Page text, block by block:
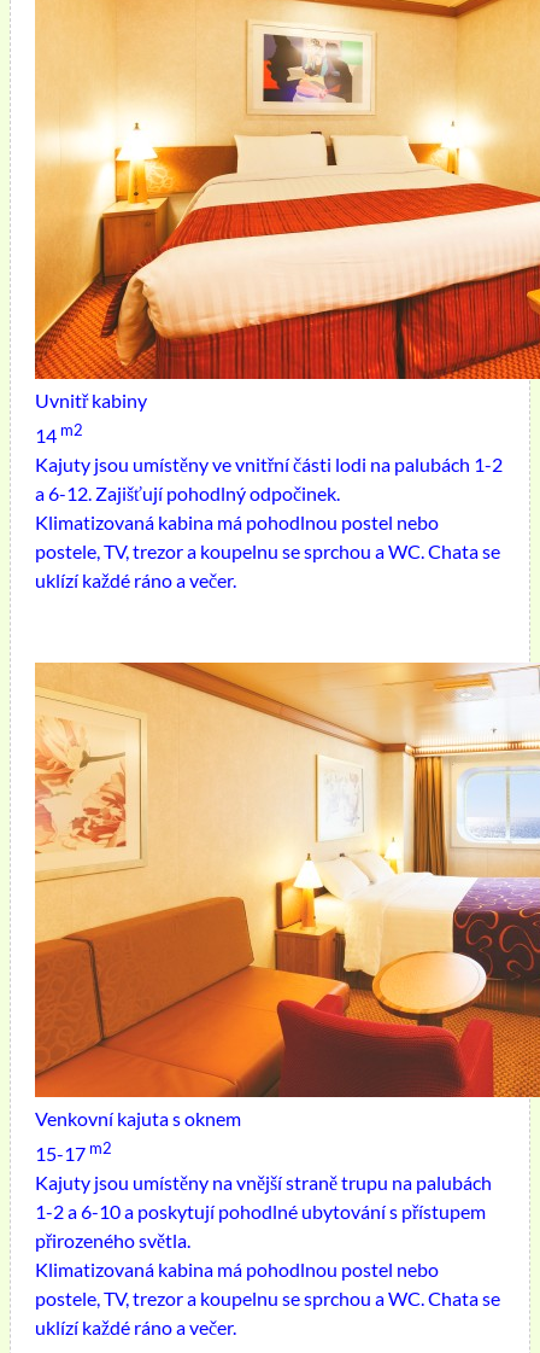
Uvnitř kabiny
14 m2
Kajuty jsou umístěny ve vnitřní části lodi na palubách 1-2
a 6-12. Zajišťují pohodlný odpočinek.
Klimatizovaná kabina má pohodlnou postel nebo
postele, TV, trezor a koupelnu se sprchou a WC. Chata se
uklízí každé ráno a večer.
Venkovní kajuta s oknem
15-17 m2
Kajuty jsou umístěny na vnější straně trupu na palubách
1-2 a 6-10 a poskytují pohodlné ubytování s přístupem
přirozeného světla.
Klimatizovaná kabina má pohodlnou postel nebo
postele, TV, trezor a koupelnu se sprchou a WC. Chata se
uklízí každé ráno a večer.